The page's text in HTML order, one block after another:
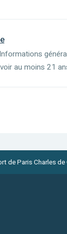
au moins 21
de Paris Charles de